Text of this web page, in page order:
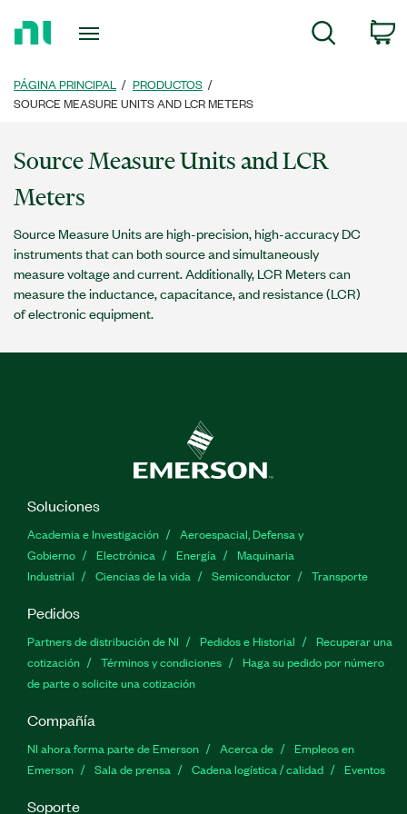
página
principal
Búsqueda
PÁGINA PRINCIPAL
PRODUCTOS
SOURCE MEASURE UNITS AND LCR METERS
Source Measure Units and LCR
Meters
Source Measure Units are high-precision, high-accuracy DC
instruments that can both source and simultaneously
measure voltage and current. Additionally, LCR Meters can
measure the inductance, capacitance, and resistance (LCR)
of electronic equipment.
Soluciones
Academia e Investigación
Aeroespacial, Defensa y
Gobierno
Electrónica Energía
Maquinaria
Industrial
Ciencias de la vida Semiconductor Transporte
Pedidos
Partners de distribución de NI Pedidos e Historial
Recuperar una
cotización
Términos y condiciones
Haga su pedido por número
de parte o solicite una cotización
Compañía
NI ahora forma parte de Emerson Acerca de
Empleos en
Emerson
Sala de prensa Cadena logística / calidad Eventos
Soporte